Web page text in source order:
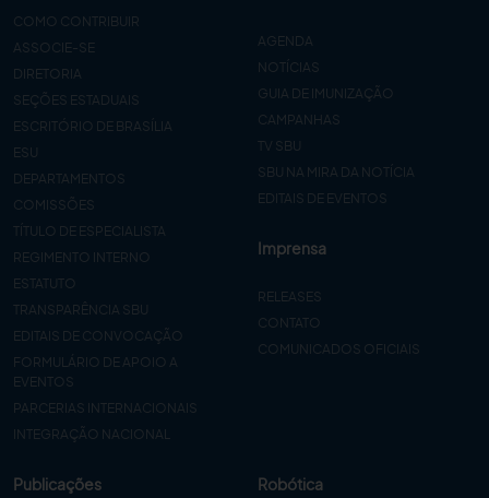
COMO CONTRIBUIR
ASSOCIE-SE
DIRETORIA
SEÇÕES ESTADUAIS
ESCRITÓRIO DE BRASÍLIA
ESU
DEPARTAMENTOS
COMISSÕES
TÍTULO DE ESPECIALISTA
REGIMENTO INTERNO
ESTATUTO
TRANSPARÊNCIA SBU
EDITAIS DE CONVOCAÇÃO
FORMULÁRIO DE APOIO A
EVENTOS
PARCERIAS INTERNACIONAIS
INTEGRAÇÃO NACIONAL
AGENDA
NOTÍCIAS
GUIA DE IMUNIZAÇÃO
CAMPANHAS
TV SBU
SBU NA MIRA DA NOTÍCIA
EDITAIS DE EVENTOS
Imprensa
RELEASES
CONTATO
COMUNICADOS OFICIAIS
Publicações Robótica